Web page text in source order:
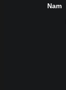
Nam